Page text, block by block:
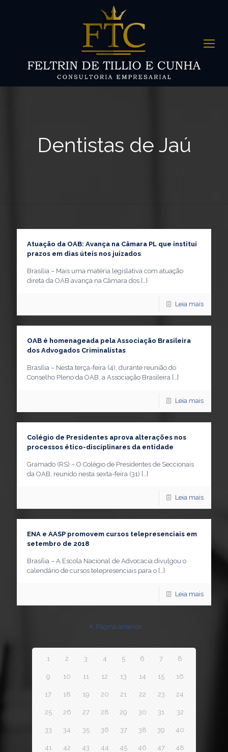
Dentistas de Jaú
Atuação da OAB: Avança na Câmara PL que institui
prazos em dias úteis nos juizados
Brasília – Mais uma matéria legislativa com atuação
direta da OAB avança na Câmara dos […]
Leia mais
OAB é homenageada pela Associação Brasileira
dos Advogados Criminalistas
Brasília – Nesta terça-feira (4), durante reunião do
Conselho Pleno da OAB, a Associação Brasileira […]
Leia mais
Colégio de Presidentes aprova alterações nos
processos ético-disciplinares da entidade
Gramado (RS) – O Colégio de Presidentes de Seccionais
da OAB, reunido nesta sexta-feira (31) […]
Leia mais
ENA e AASP promovem cursos telepresenciais em
setembro de 2018
Brasília – A Escola Nacional de Advocacia divulgou o
calendário de cursos telepresenciais para o […]
Leia mais
Página anterior
1 2 3 4 5 6 7 8
9 10 11 12 13 14 15 16
17 18 19 20 21 22 23 24
25 26 27 28 29 30 31 32
33 34 35 36 37 38 39 40
41 42 43 44 45 46 47 48